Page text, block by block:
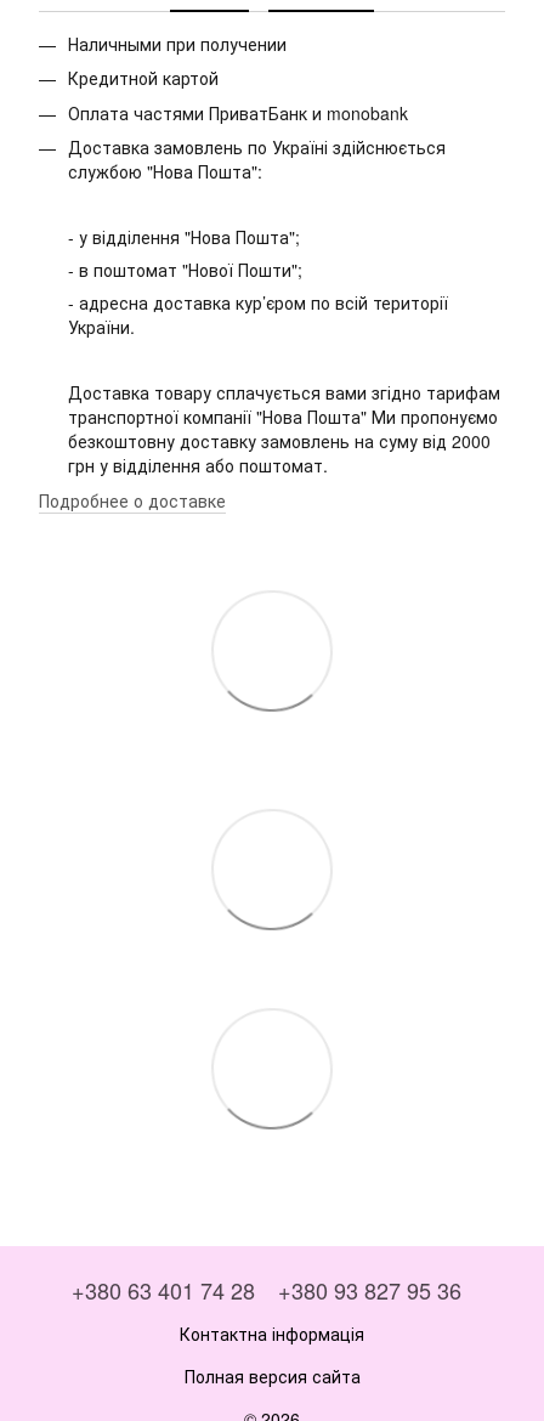
Наличными при получении
Кредитной картой
Оплата частями ПриватБанк и monobank
Доставка замовлень по Україні здійснюється
службою "Нова Пошта":
- у відділення "Нова Пошта";
- в поштомат "Нової Пошти";
- адресна доставка кур’єром по всій території
України.
Доставка товару сплачується вами згідно тарифам
транспортної компанії "Нова Пошта" Ми пропонуємо
безкоштовну доставку замовлень на суму від 2000
грн у відділення або поштомат.
Подробнее о доставке
+380 63 401 74 28 +380 93 827 95 36
Контактна інформація
Полная версия сайта